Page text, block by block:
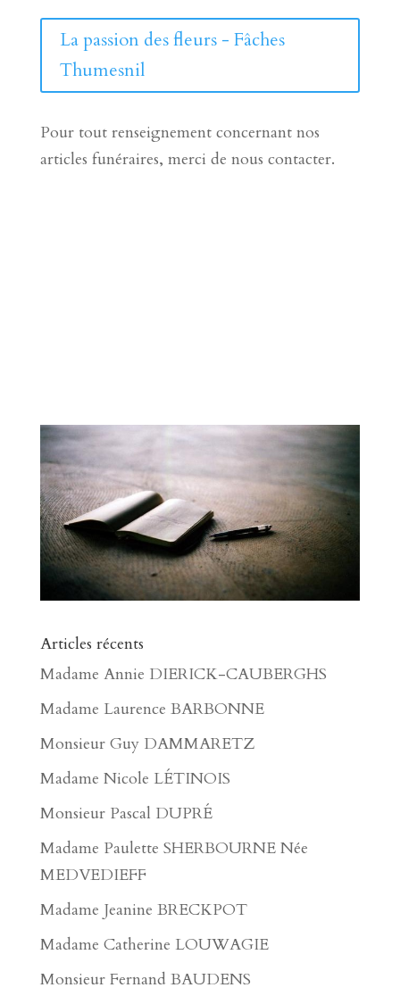
La passion des fleurs - Fâches
Thumesnil
Pour tout renseignement concernant nos
articles funéraires, merci de nous contacter.
Articles récents
Madame Annie DIERICK-CAUBERGHS
Madame Laurence BARBONNE
Monsieur Guy DAMMARETZ
Madame Nicole LÉTINOIS
Monsieur Pascal DUPRÉ
Madame Paulette SHERBOURNE Née
MEDVEDIEFF
Madame Jeanine BRECKPOT
Madame Catherine LOUWAGIE
Monsieur Fernand BAUDENS